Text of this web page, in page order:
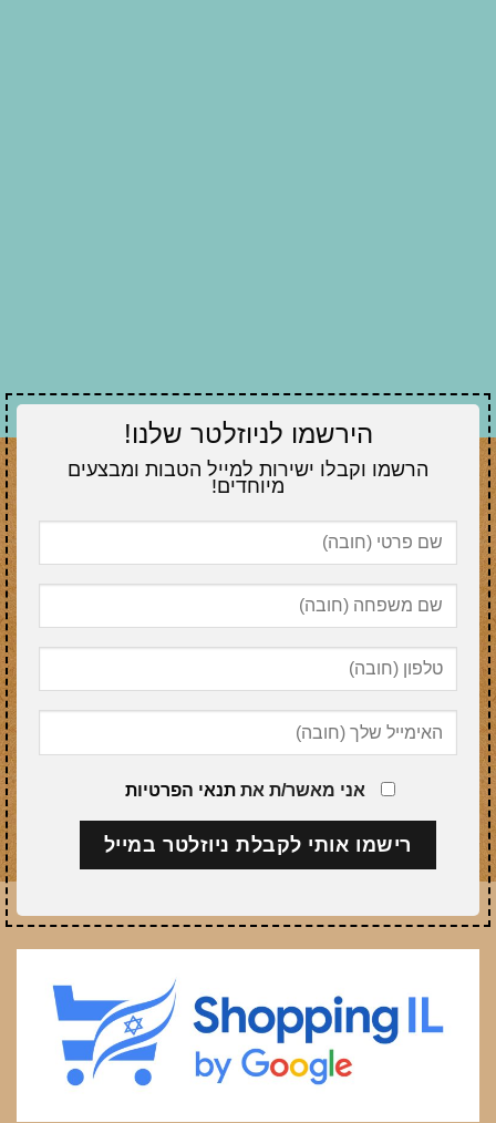
הירשמו לניוזלטר שלנו!
הרשמו וקבלו ישירות למייל הטבות ומבצעים
מיוחדים!
אני מאשר/ת את תנאי הפרטיות